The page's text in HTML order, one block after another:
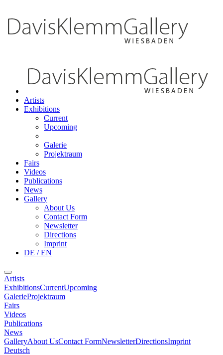
Artists
Exhibitions
Current
Upcoming
Galerie
Projektraum
Fairs
Videos
Publications
News
Gallery
About Us
Contact Form
Newsletter
Directions
Imprint
DE / EN
Artists
ExhibitionsCurrentUpcoming
GalerieProjektraum
Fairs
Videos
Publications
News
GalleryAbout UsContact FormNewsletterDirectionsImprint
Deutsch